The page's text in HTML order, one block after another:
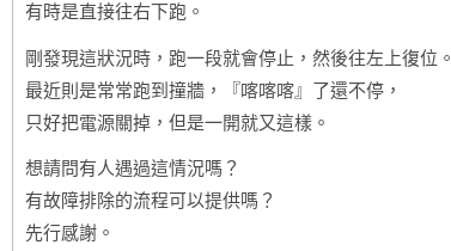
有時是直接往右下跑。
剛發現這狀況時，跑一段就會停止，然後往左上復位。
最近則是常常跑到撞牆，『喀喀喀』了還不停，
只好把電源關掉，但是一開就又這樣。
想請問有人遇過這情況嗎？
有故障排除的流程可以提供嗎？
先行感謝。